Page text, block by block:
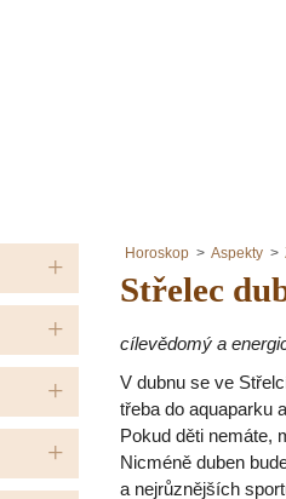
+
+
+
+
Horoskop Aspekty
Střelec
cílevědomý a
V dubnu se ve
třeba do aquaparku
Pokud děti nemáte,
Nicméně duben
a nejrůznějších